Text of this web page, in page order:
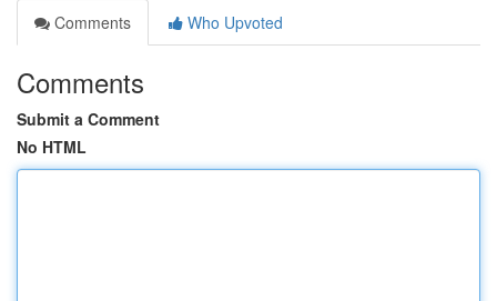
Comments
Who Upvoted
Comments
Submit a Comment
No HTML